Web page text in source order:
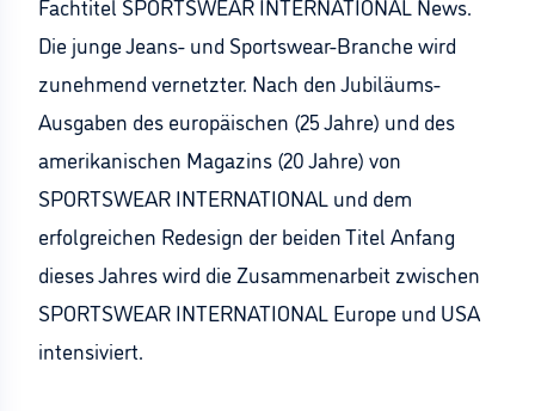
Fachtitel SPORTSWEAR INTERNATIONAL News.
Die junge Jeans- und Sportswear-Branche wird
zunehmend vernetzter. Nach den Jubiläums-
Ausgaben des europäischen (25 Jahre) und des
amerikanischen Magazins (20 Jahre) von
SPORTSWEAR INTERNATIONAL und dem
erfolgreichen Redesign der beiden Titel Anfang
dieses Jahres wird die Zusammenarbeit zwischen
SPORTSWEAR INTERNATIONAL Europe und USA
intensiviert.